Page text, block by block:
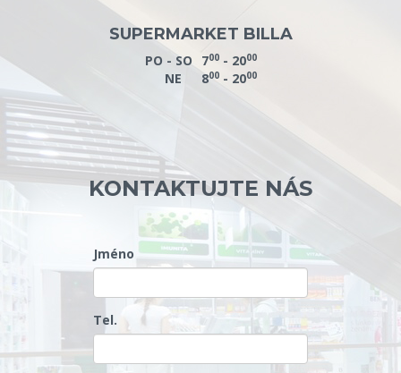
SUPERMARKET BILLA
PO - SO 700- 2000
NE 800- 2000
KONTAKTUJTE NÁS
Jméno
Tel.